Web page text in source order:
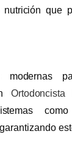
que
Ortodoncista